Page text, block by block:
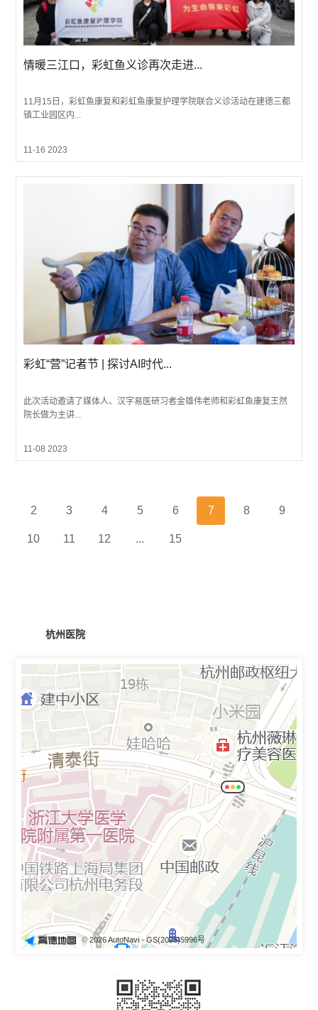
情暖三江口，彩虹鱼义诊再次走进...
11月15日，彩虹鱼康复和彩虹鱼康复护理学院联合义诊活动在建德三都
镇工业园区内...
11-16 2023
彩虹“营”记者节 | 探讨AI时代...
此次活动邀请了媒体人、汉字易医研习者金雄伟老师和彩虹鱼康复王然
院长做为主讲...
11-08 2023
2 3 4 5 6 7 8 9
10 11 12 ... 15
杭州医院
© 2026 AutoNavi- GS(2025)5996号